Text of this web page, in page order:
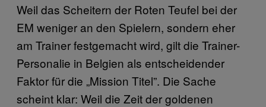
Weil das Scheitern der Roten Teufel bei der
EM weniger an den Spielern, sondern eher
am Trainer festgemacht wird, gilt die Trainer-
Personalie in Belgien als entscheidender
Faktor für die „Mission Titel”. Die Sache
scheint klar: Weil die Zeit der goldenen